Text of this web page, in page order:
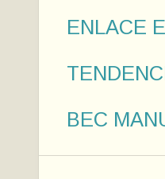
ENLACE
BEC